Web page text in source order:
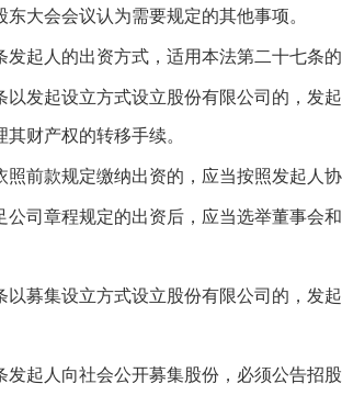
大会会议认为需要规定的其他事项。
起人的出资方式，适用本法第二十七条
发起设立方式设立股份有限公司的，发
其财产权的转移手续。
前款规定缴纳出资的，应当按照发起人
司章程规定的出资后，应当选举董事会
募集设立方式设立股份有限公司的，发
起人向社会公开募集股份，必须公告招